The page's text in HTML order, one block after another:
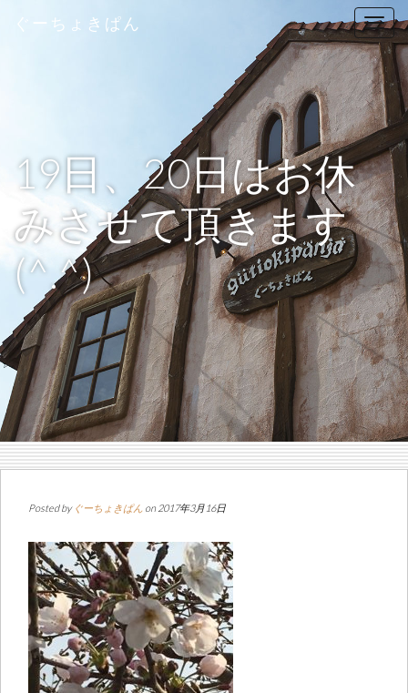
T
o
g
g
l
e
n
a
v
i
g
a
i
o
n
ぐーちょきぱん
19日、20日はお休
みさせて頂きます
(^.^)
Posted by ぐーちょきぱん on 2017年3月16日